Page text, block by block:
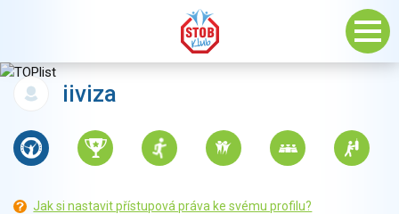
iiviza
Jak si nastavit přístupová práva ke svému profilu?